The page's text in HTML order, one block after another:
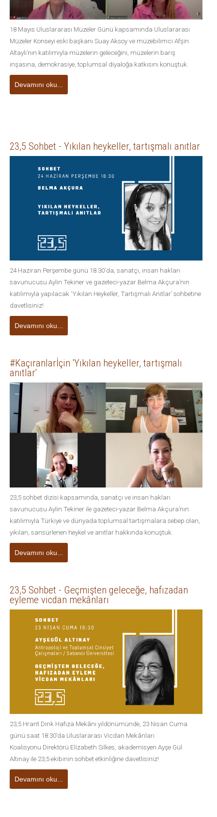
18 Mayıs Uluslararası Müzeler Günü kapsamında Uluslararası
Müzeler Konseyi eski başkanı Suay Aksoy ve müzebilimci Afşin
Altaylı’nın katılımıyla müzelerin geleceğini, müzelerin barış
inşasına, demokrasiye, toplumsal diyaloğa katkısını konuştuk.
Devamını oku...
23,5 Sohbet - Yıkılan heykeller, tartışmalı anıtlar
24 Haziran Perşembe günü 18.30'da, sanatçı, insan hakları
savunucusu Aylin Tekiner ve gazeteci-yazar Belma Akçura’nın
katılımıyla yapılacak ‘Yıkılan Heykeller, Tartışmalı Anıtlar’ sohbetine
davetlisiniz!
Devamını oku...
#Kaçıranlarİçin 'Yıkılan heykeller, tartışmalı
anıtlar'
23,5 sohbet dizisi kapsamında, sanatçı ve insan hakları
savunucusu Aylin Tekiner ile gazeteci-yazar Belma Akçura’nın
katılımıyla Türkiye ve dünyada toplumsal tartışmalara sebep olan,
yıkılan, sansürlenen heykel ve anıtlar hakkında konuştuk.
Devamını oku...
23,5 Sohbet - Geçmişten geleceğe, hafızadan
eyleme vicdan mekânları
23,5 Hrant Dink Hafıza Mekânı yıldönümünde, 23 Nisan Cuma
günü saat 18:30’da Uluslararası Vicdan Mekânları
Koalisyonu Direktörü Elizabeth Silkes, akademisyen Ayşe Gül
Altınay ile 23,5 ekibinin sohbet etkinliğine davetlisiniz!
Devamını oku...